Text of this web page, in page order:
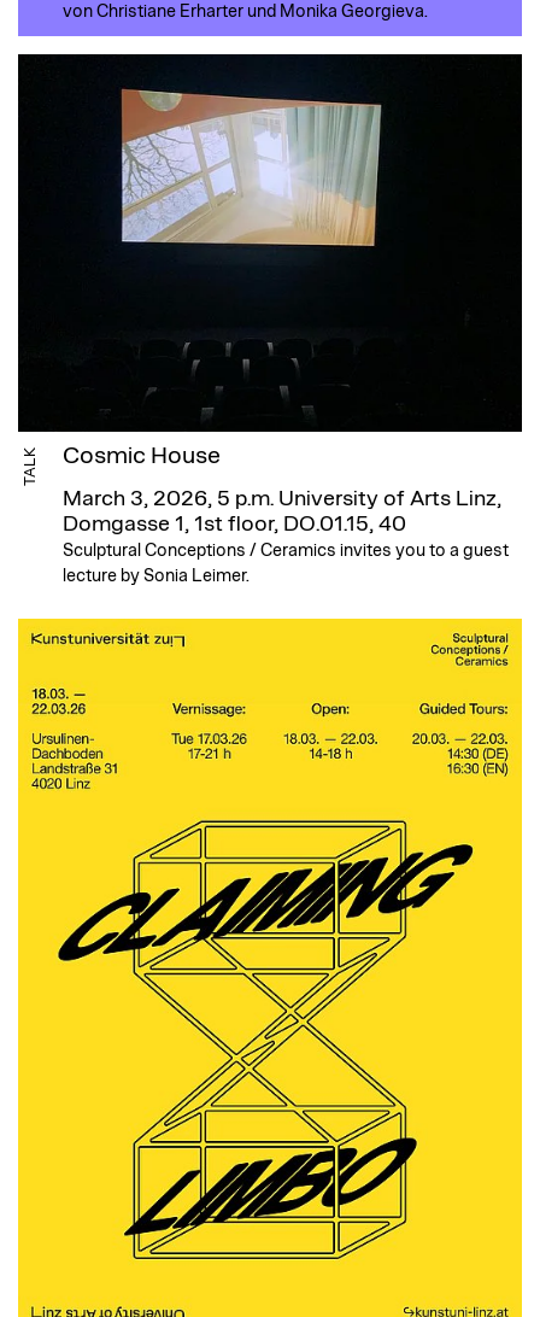
von Christiane Erharter und Monika Georgieva.
TALK Cosmic House
March 3, 2026, 5 p.m. University of Arts Linz,
Domgasse 1, 1st floor, DO.01.15, 40
Sculptural Conceptions / Ceramics invites you to a guest
lecture by Sonia Leimer.